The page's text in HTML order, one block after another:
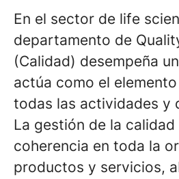
En el sector de life
departamento de
(Calidad) desempeña
actúa como el
todas las actividades y
La gestión de la
coherencia en toda la
productos y servicios,